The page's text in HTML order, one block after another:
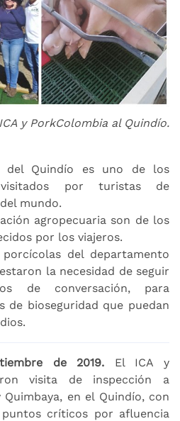
y PorkColombia al Quindío.
del Quindío es uno de los
por turistas de
mundo.
agropecuaria son de los
por los viajeros.
del departamento
la necesidad de seguir
de conversación, para
de bioseguridad que puedan
de 2019. El ICA y
visita de inspección a
en el Quindío, con
críticos por afluencia